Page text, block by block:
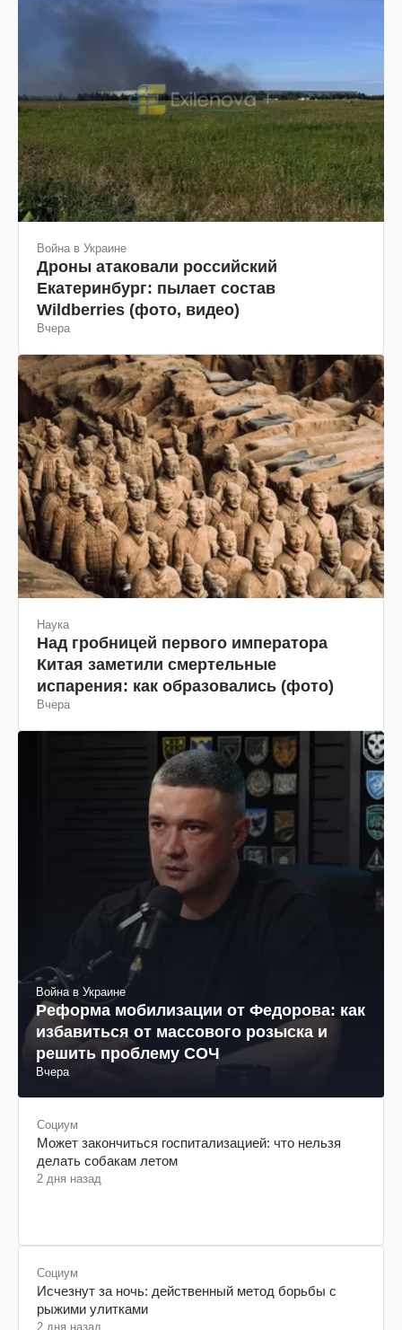
Война в Украине
Дроны атаковали российский
Екатеринбург: пылает состав
Wildberries (фото, видео)
Вчера
Наука
Над гробницей первого императора
Китая заметили смертельные
испарения: как образовались (фото)
Вчера
Война в Украине
Реформа мобилизации от Федорова: как
избавиться от массового розыска и
решить проблему СОЧ
Вчера
Социум
Может закончиться госпитализацией: что нельзя
делать собакам летом
2 дня назад
Социум
Исчезнут за ночь: действенный метод борьбы с
рыжими улитками
2 дня назад